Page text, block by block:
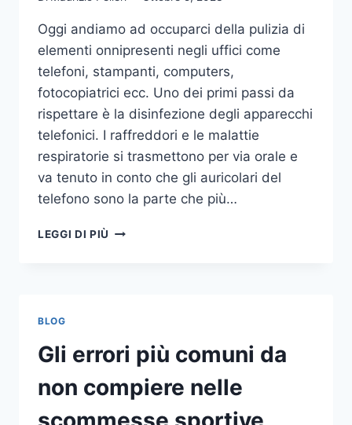
Oggi andiamo ad occuparci della pulizia di
elementi onnipresenti negli uffici come
telefoni, stampanti, computers,
fotocopiatrici ecc. Uno dei primi passi da
rispettare è la disinfezione degli apparecchi
telefonici. I raffreddori e le malattie
respiratorie si trasmettono per via orale e
va tenuto in conto che gli auricolari del
telefono sono la parte che più…
LEGGI DI PIÙ UN
PULIZIA
DELLE
APPARECCHIATURE
DA
BLOG
Gli errori più comuni da
non compiere nelle